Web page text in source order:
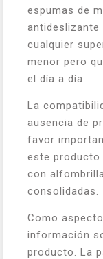
espumas de
cualquier
menor pero
el día a día.
La
ausencia de
favor
este producto
con
consolidadas.
Como
información
producto. La